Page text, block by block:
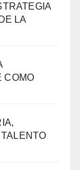
LA
COMO